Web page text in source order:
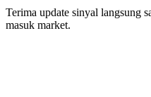
Terima update sinyal langsung
masuk market.